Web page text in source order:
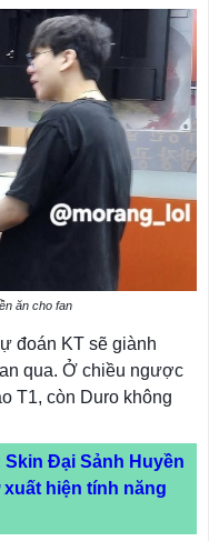
ăn cho fan
đoán KT sẽ giành
qua. Ở chiều ngược
T1, còn Duro không
Skin Đại Sảnh Huyền
hiện tính năng